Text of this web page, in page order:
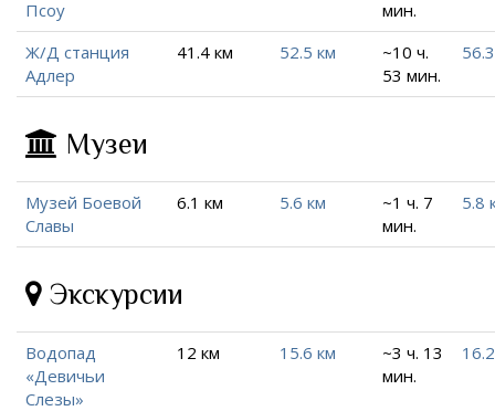
Псоу
мин.
Ж/Д станция
Адлер
41.4 км 52.5 км
~10 ч.
53 мин.
Музеи
Музей Боевой
Славы
6.1 км 5.6 км
~1 ч. 7
мин.
5.8
Экскурсии
Водопад
«Девичьи
Слезы»
12 км 15.6 км
~3 ч. 13
мин.